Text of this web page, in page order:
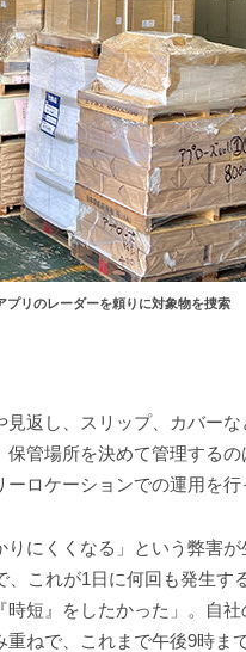
プリのレーダーを頼りに対象物を捜索
返し、スリップ、カバー
管場所を決めて管理する
ロケーションでの運用を行
にくくなる」という弊害
これが1日に何回も発生す
短』をしたかった」。自
ねで、これまで午後9時ま